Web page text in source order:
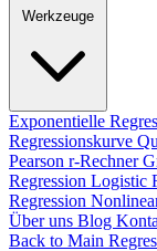
Werkzeuge
Exponentielle
Regressionskurve
Pearson r-Rechner
Regression Logistic
Regression
Über uns Blog
Back to Main